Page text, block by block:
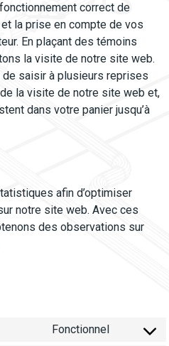
correct de
la prise en compte de vos
En plaçant des témoins
la visite de notre site web.
de saisir à plusieurs reprises
la visite de notre site web et,
dans votre panier jusqu’à
afin d’optimiser
notre site web. Avec ces
des observations sur
Fonctionnel
Consent